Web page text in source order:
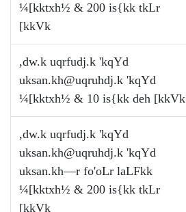
¼[kktxh½ & 200 is{kk tkLr
[kkVk
,dw.k uqrfudj.k 'kqYd
uksan.kh@uqruhdj.k 'kqYd
¼[kktxh½ & 10 is{kk deh [kkVk
,dw.k uqrfudj.k 'kqYd
uksan.kh@uqruhdj.k 'kqYd
uksan.kh—r fo'oLr laLFkk
¼[kktxh½ & 200 is{kk tkLr
[kkVk